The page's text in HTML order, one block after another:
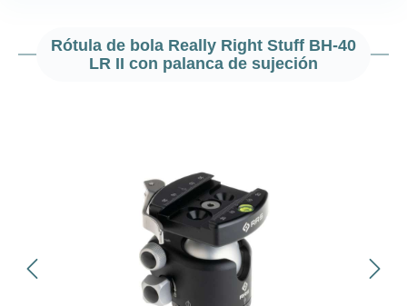
Rótula de bola Really Right Stuff BH-40
LR II con palanca de sujeción